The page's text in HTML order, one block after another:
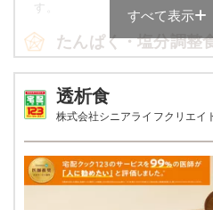
小松菜の胡麻風味浸し
飛龍頭の煮物
栄養素
535kcal、たんぱく質：20.5g、
水化物：76.9g、ナトリウム：
量：1.6g
す。
たんぱく・塩分調整
品数
カロリー 570～
塩分 2.0g未満
すべて表示
透析食
株式会社シニアライフクリエイ